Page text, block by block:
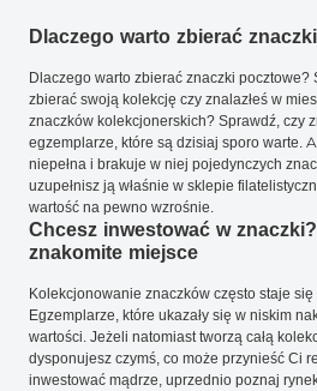
Dlaczego warto zbierać
Dlaczego warto zbierać znaczki pocztowe?
zbierać swoją kolekcję czy znalazłeś w
znaczków kolekcjonerskich? Sprawdź, czy
egzemplarze, które są dzisiaj sporo warte.
niepełna i brakuje w niej pojedynczych
uzupełnisz ją właśnie w sklepie
wartość na pewno wzrośnie.
Chcesz inwestować w
znakomite miejsce
Kolekcjonowanie znaczków często staje
Egzemplarze, które ukazały się w niskim
wartości. Jeżeli natomiast tworzą całą
dysponujesz czymś, co może przynieść Ci
inwestować mądrze, uprzednio poznaj